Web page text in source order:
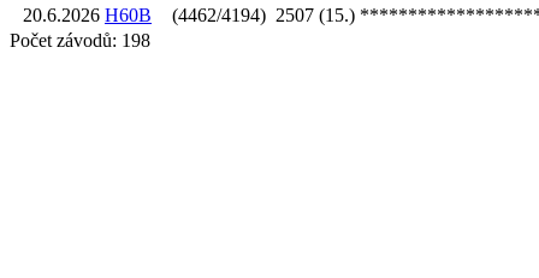
20.6.2026 H60B (4462/4194) 2507 (15.)
Počet závodů: 198